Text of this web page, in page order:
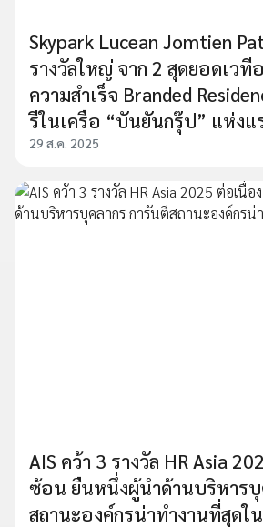
Skypark Lucean Jomtien
รางวัลใหญ่ จาก 2 สุดยอดเวที
ความสำเร็จ Branded
รีในเครือ “บันยันกรุ๊ป” แห่งแ
29 ส.ค. 2025
AIS คว้า 3 รางวัล HR Asia
ซ้อน ยืนหนึ่งผู้นำด้านบริหารบุ
สถานะองค์กรน่าทำงานที่สุดใ